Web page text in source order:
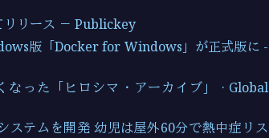
リース － Publickey
版「Docker for Windows」が正式版に -
った「ヒロシマ・アーカイブ」 · Global
ステムを開発 幼児は屋外60分で熱中症リス